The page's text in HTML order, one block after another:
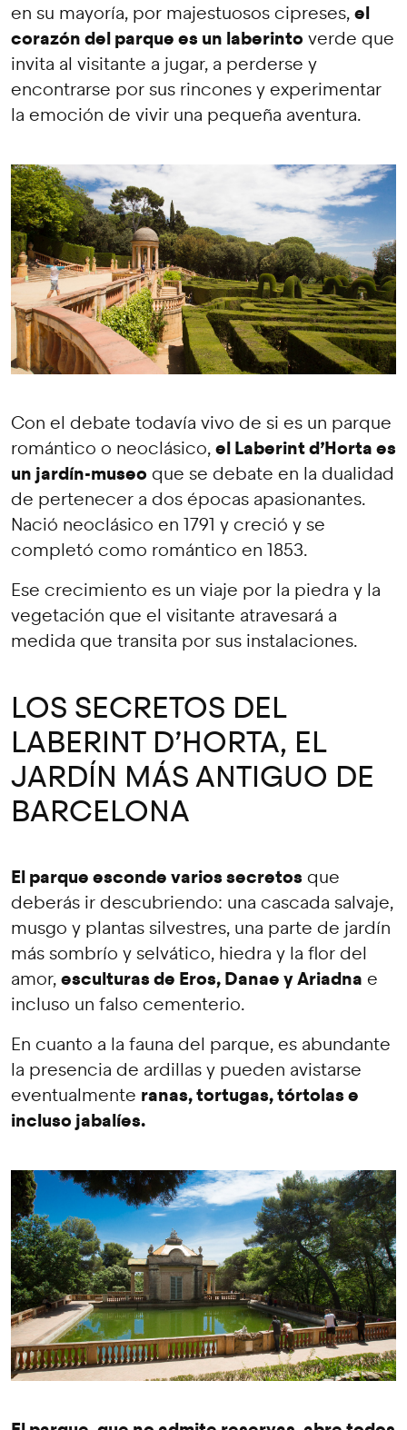
en su mayoría, por majestuosos cipreses, el
corazón del parque es un laberinto verde que
invita al visitante a jugar, a perderse y
encontrarse por sus rincones y experimentar
la emoción de vivir una pequeña aventura.
Con el debate todavía vivo de si es un parque
romántico o neoclásico, el Laberint d’Horta es
un jardín-museo que se debate en la dualidad
de pertenecer a dos épocas apasionantes.
Nació neoclásico en 1791 y creció y se
completó como romántico en 1853.
Ese crecimiento es un viaje por la piedra y la
vegetación que el visitante atravesará a
medida que transita por sus instalaciones.
LOS SECRETOS DEL
LABERINT D’HORTA, EL
JARDÍN MÁS ANTIGUO DE
BARCELONA
El parque esconde varios secretos que
deberás ir descubriendo: una cascada salvaje,
musgo y plantas silvestres, una parte de jardín
más sombrío y selvático, hiedra y la flor del
amor, esculturas de Eros, Danae y Ariadna e
incluso un falso cementerio.
En cuanto a la fauna del parque, es abundante
la presencia de ardillas y pueden avistarse
eventualmente ranas, tortugas, tórtolas e
incluso jabalíes.